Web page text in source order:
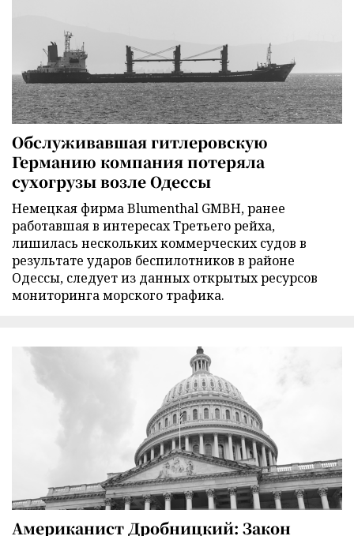
Обслуживавшая гитлеровскую
Германию компания потеряла
сухогрузы возле Одессы
Немецкая фирма Blumenthal GMBH, ранее
работавшая в интересах Третьего рейха,
лишилась нескольких коммерческих судов в
результате ударов беспилотников в районе
Одессы, следует из данных открытых ресурсов
мониторинга морского трафика.
Американист Дробницкий: Закон